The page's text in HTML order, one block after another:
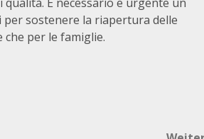
sostenere la riapertura delle
che per le famiglie.